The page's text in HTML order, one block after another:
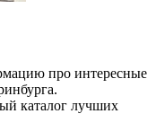
про интересные
каталог лучших